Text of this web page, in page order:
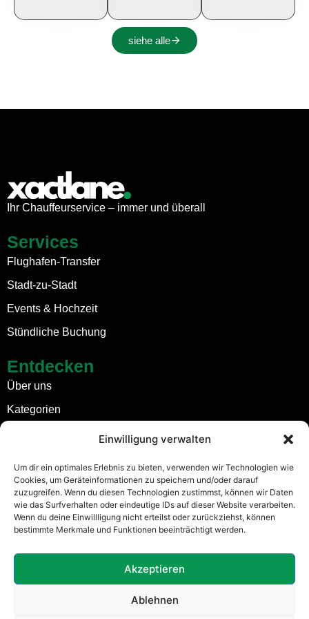
Einwilligung verwalten
Um dir ein optimales Erlebnis zu bieten, verwenden wir Technologien wie
Cookies, um Geräteinformationen zu speichern und/oder darauf
zuzugreifen. Wenn du diesen Technologien zustimmst, können wir Daten
wie das Surfverhalten oder eindeutige IDs auf dieser Website verarbeiten.
Wenn du deine Einwillligung nicht erteilst oder zurückziehst, können
bestimmte Merkmale und Funktionen beeinträchtigt werden.
Akzeptieren
Ablehnen
siehe alle
Ihr Chauffeurservice – immer und überall
Services
Flughafen-Transfer
Stadt-zu-Stadt
Events & Hochzeit
Stündliche Buchung
Entdecken
Über uns
Kategorien
Stadt-Zu-Stadt-Fahrten
Rechtliches
Impressum
Allgemeine Geschäftsbedingungen
Datenschutz